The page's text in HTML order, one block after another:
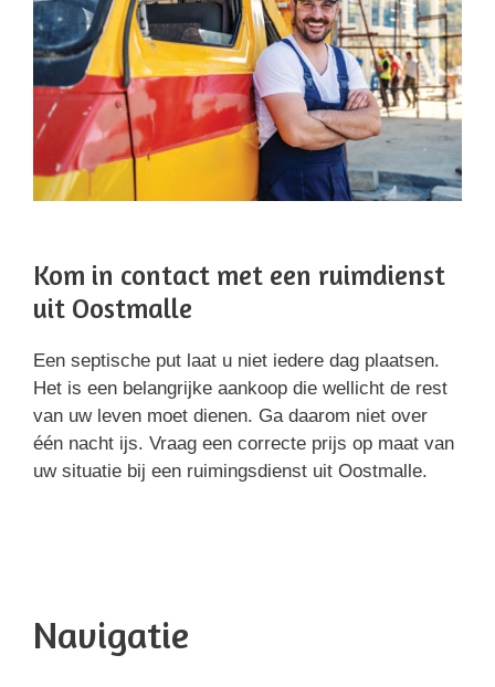
Kom in contact met een ruimdienst
uit Oostmalle
Een septische put laat u niet iedere dag plaatsen.
Het is een belangrijke aankoop die wellicht de rest
van uw leven moet dienen. Ga daarom niet over
één nacht ijs. Vraag een correcte prijs op maat van
uw situatie bij een ruimingsdienst uit Oostmalle.
Navigatie